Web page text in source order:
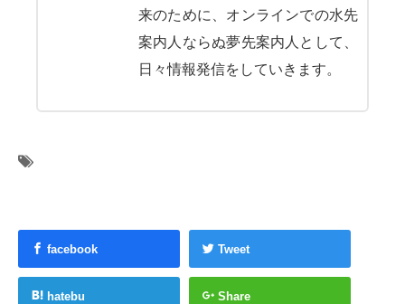
来のために、オンラインでの水先
案内人ならぬ夢先案内人として、
日々情報発信をしていきます。
facebook Tweet
hatebu Share